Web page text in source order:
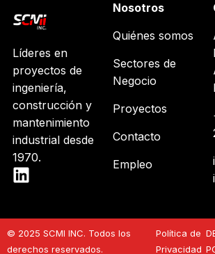
Líderes en
proyectos de
ingeniería,
construcción y
mantenimiento
industrial desde
1970.
Nosotros
Quiénes somos
Sectores de
Negocio
Proyectos
Contacto
Empleo
© 2025 SCMI INC. Todos los
derechos reservados.
Política de
Privacidad